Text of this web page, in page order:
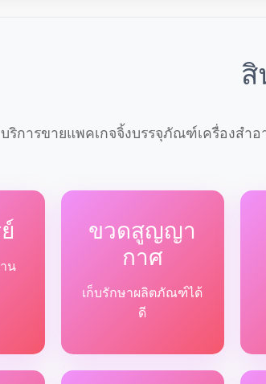
สิ
ริการขายแพคเกจจิ้งบรรจุภัณฑ์เครื่องสำ
น
ขวดสูญญา
กาศ
เก็บรักษาผลิตภัณฑ์ได้
ดี